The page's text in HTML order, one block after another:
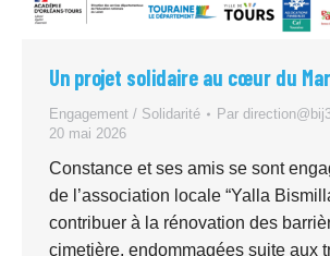
Un projet solidaire au cœur du
Engagement / Solidarité Par
20 mai 2026
Constance et ses amis se sont
de l’association locale “Yalla
contribuer à la rénovation des
cimetière, endommagées suite aux